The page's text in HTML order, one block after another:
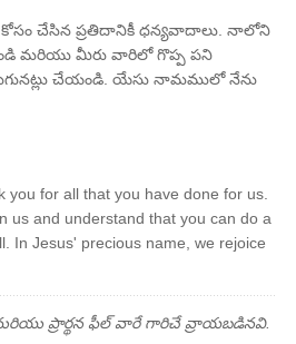
కోసం చేసిన ప్రతిదానికీ ధన్యవాదాలు. నాలోని
మరియు మీరు వారిలో గొప్ప పని
చేయండి. యేసు నామములో నేను
you for all that you have done for us.
us and understand that you can do a
In Jesus' precious name, we rejoice
ప్రార్థన ఫీల్ వారే గారిచే వ్రాయబడినవి.